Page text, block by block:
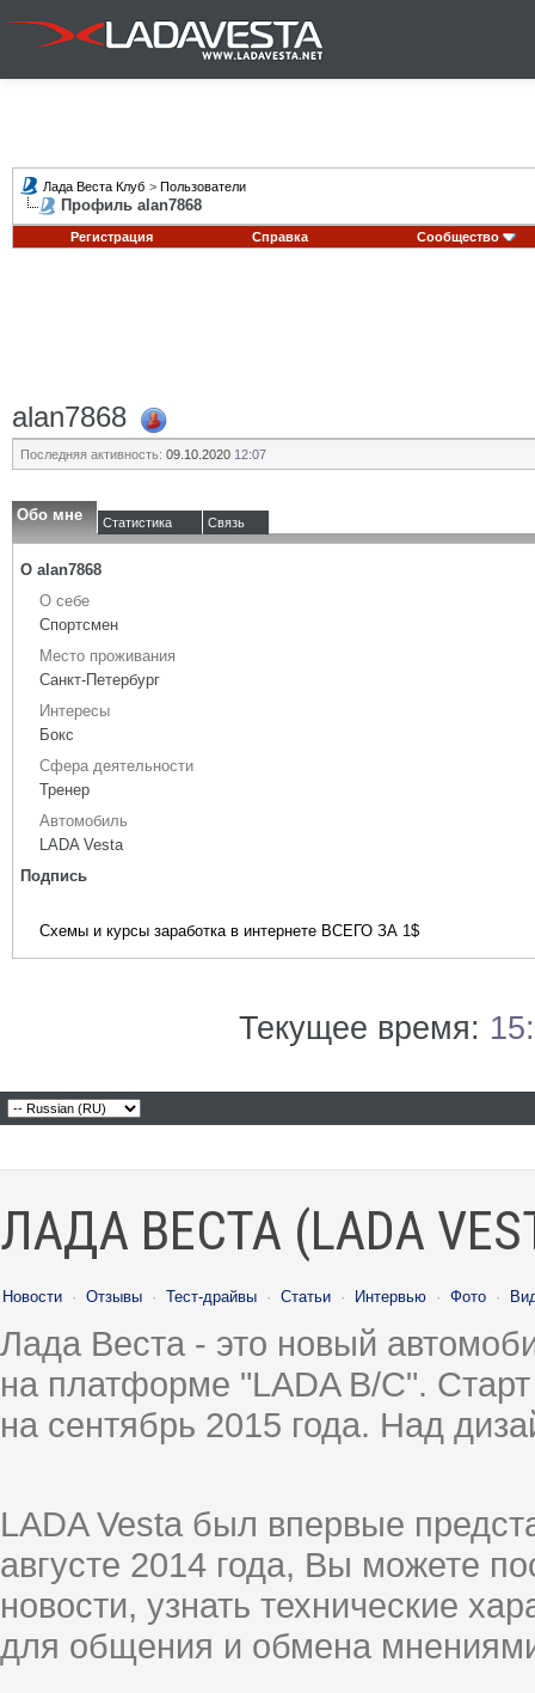
Лада Веста Клуб > Пользователи
Профиль alan7868
Регистрация Справка Сообщество
alan7868
Последняя активность: 09.10.2020 12:07
Обо мне Статистика Связь
О alan7868
О себе
Спортсмен
Место проживания
Санкт-Петербург
Интересы
Бокс
Сфера деятельности
Тренер
Автомобиль
LADA Vesta
Подпись
Схемы и курсы заработка в интернете ВСЕГО ЗА 1$
Текущее время:
ЛАДА ВЕСТА (LADA
Новости · Отзывы · Тест-драйвы · Статьи · Интервью · Фото ·
Лада Веста - это новый
на платформе "LADA B/C".
на сентябрь 2015 года. Над
LADA Vesta был впервые
августе 2014 года, Вы можете
новости, узнать технические
для общения и обмена